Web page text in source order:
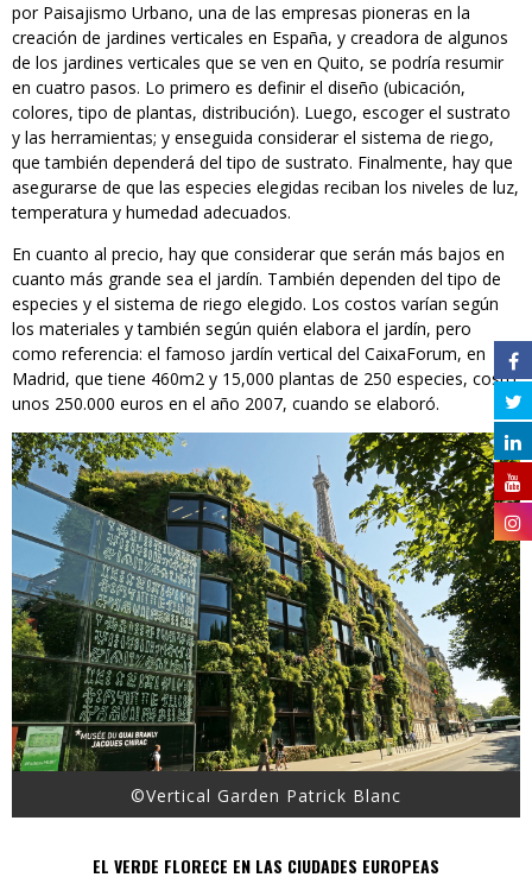
por Paisajismo Urbano, una de las empresas pioneras en la
creación de jardines verticales en España, y creadora de algunos
de los jardines verticales que se ven en Quito, se podría resumir
en cuatro pasos. Lo primero es definir el diseño (ubicación,
colores, tipo de plantas, distribución). Luego, escoger el sustrato
y las herramientas; y enseguida considerar el sistema de riego,
que también dependerá del tipo de sustrato. Finalmente, hay que
asegurarse de que las especies elegidas reciban los niveles de luz,
temperatura y humedad adecuados.
En cuanto al precio, hay que considerar que serán más bajos en
cuanto más grande sea el jardín. También dependen del tipo de
especies y el sistema de riego elegido. Los costos varían según
los materiales y también según quién elabora el jardín, pero
como referencia: el famoso jardín vertical del CaixaForum, en
Madrid, que tiene 460m2 y 15,000 plantas de 250 especies, costó
unos 250.000 euros en el año 2007, cuando se elaboró.
©Vertical Garden Patrick Blanc
EL VERDE FLORECE EN LAS CIUDADES EUROPEAS